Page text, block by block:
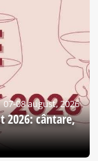
07-08 august, 2026
2026: cântare,